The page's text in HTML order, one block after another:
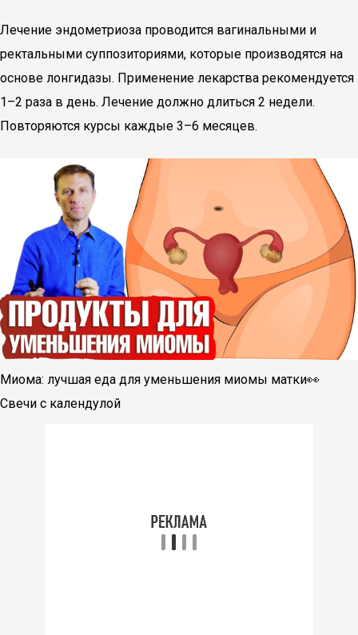
Лечение эндометриоза проводится вагинальными и
ректальными суппозиториями, которые производятся на
основе лонгидазы. Применение лекарства рекомендуется
1–2 раза в день. Лечение должно длиться 2 недели.
Повторяются курсы каждые 3–6 месяцев.
Миома: лучшая еда для уменьшения миомы матки👀
Свечи с календулой